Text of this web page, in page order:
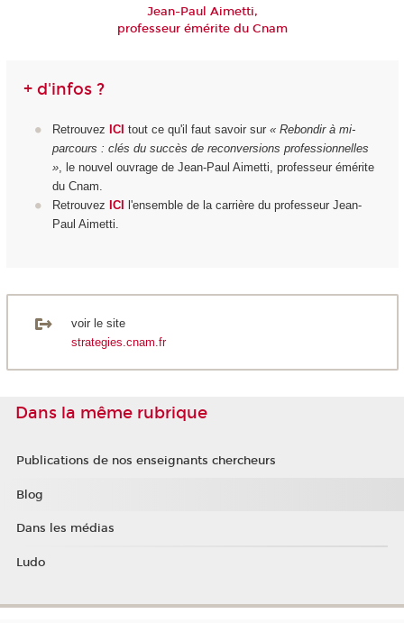
Jean-Paul Aimetti,
professeur émérite du Cnam
+ d'infos ?
Retrouvez ICI tout ce qu'il faut savoir sur « Rebondir à mi-
parcours : clés du succès de reconversions professionnelles
» , le nouvel ouvrage de Jean-Paul Aimetti, professeur émérite
du Cnam.
Retrouvez ICI l'ensemble de la carrière du professeur Jean-
Paul Aimetti.
voir le site
strategies.cnam.fr
Dans la même rubrique
Publications de nos enseignants chercheurs
Blog
Dans les médias
Ludo